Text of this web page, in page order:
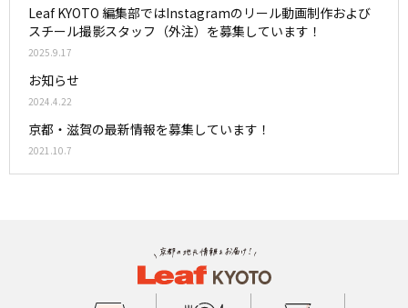
Leaf KYOTO 編集部ではInstagramのリール動画制作および
スチール撮影スタッフ（外注）を募集しています！
2025.9.17
お知らせ
2024.4.22
京都・滋賀の最新情報を募集しています！
2021.10.7